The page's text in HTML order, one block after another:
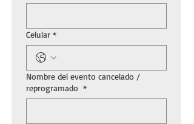
Celular *
Nombre del evento cancelado /
reprogramado *